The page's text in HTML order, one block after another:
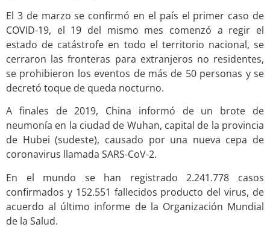
El 3 de marzo se confirmó en el país el primer caso de
COVID-19, el 19 del mismo mes comenzó a regir el
estado de catástrofe en todo el territorio nacional, se
cerraron las fronteras para extranjeros no residentes,
se prohibieron los eventos de más de 50 personas y se
decretó toque de queda nocturno.
A finales de 2019, China informó de un brote de
neumonía en la ciudad de Wuhan, capital de la provincia
de Hubei (sudeste), causado por una nueva cepa de
coronavirus llamada SARS-CoV-2.
En el mundo se han registrado 2.241.778 casos
confirmados y 152.551 fallecidos producto del virus, de
acuerdo al último informe de la Organización Mundial
de la Salud.